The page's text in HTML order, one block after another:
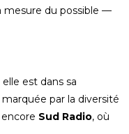
mesure du possible —
est dans sa
par la diversité
encore Sud Radio, où